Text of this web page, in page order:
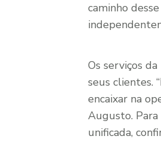
caminho
Os serviços
seus clientes.
encaixar na
Augusto.
unificada,